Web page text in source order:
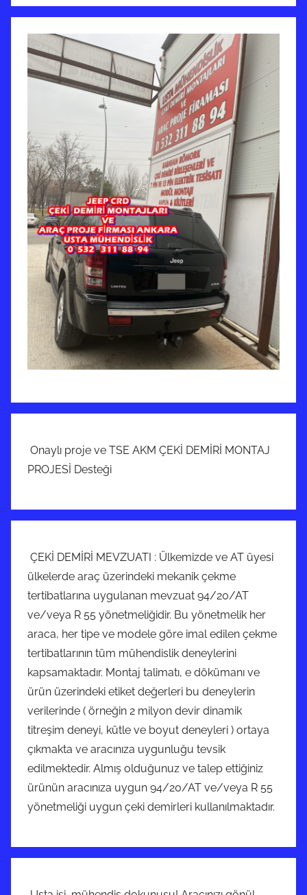
Onaylı proje ve TSE AKM ÇEKİ DEMİRİ MONTAJ
PROJESİ Desteği
ÇEKİ DEMİRİ MEVZUATI : Ülkemizde ve AT üyesi
ülkelerde araç üzerindeki mekanik çekme
tertibatlarına uygulanan mevzuat 94/20/AT
ve/veya R 55 yönetmeliğidir. Bu yönetmelik her
araca, her tipe ve modele göre imal edilen çekme
tertibatlarının tüm mühendislik deneylerini
kapsamaktadır. Montaj talimatı, e dökümanı ve
ürün üzerindeki etiket değerleri bu deneylerin
verilerinde ( örneğin 2 milyon devir dinamik
titreşim deneyi, kütle ve boyut deneyleri ) ortaya
çıkmakta ve aracınıza uygunluğu tevsik
edilmektedir. Almış olduğunuz ve talep ettiğiniz
ürünün aracınıza uygun 94/20/AT ve/veya R 55
yönetmeliği uygun çeki demirleri kullanılmaktadır.